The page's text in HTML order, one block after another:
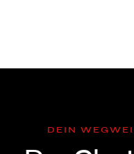
DEIN